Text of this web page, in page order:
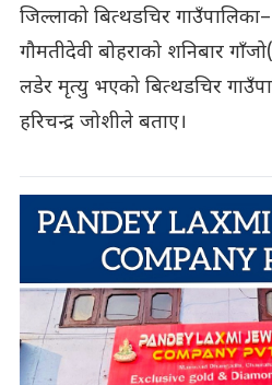
जिल्लाको बित्थडचिर
गौमतीदेवी बोहराको शनिबार
लडेर मृत्यु भएको बित्थडचिर
हरिचन्द्र जोशीले बताए।